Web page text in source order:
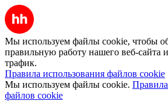
Мы используем файлы cookie, чтобы
правильную работу нашего веб-сайта
трафик.
Правила использования файлов cookie
Мы используем файлы cookie.
файлов cookie